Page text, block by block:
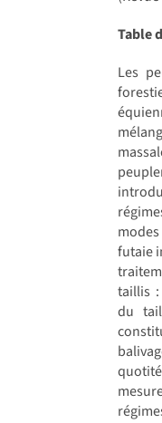
Table
Les
futaie
taillis
du